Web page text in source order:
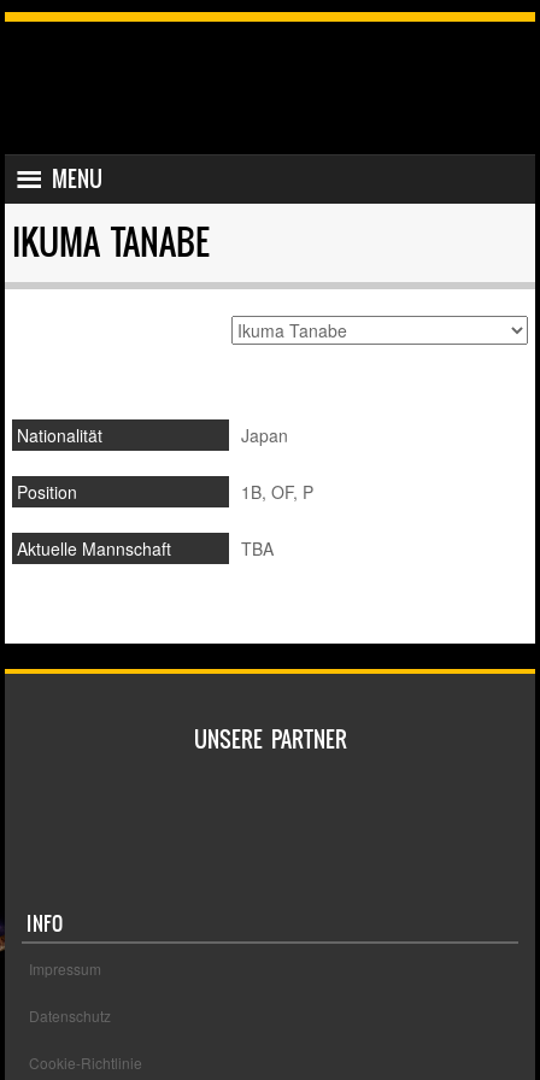
MENU
SKIP TO CONTENT
MENU
IKUMA TANABE
Nationalität Japan
Position 1B, OF, P
Aktuelle Mannschaft TBA
UNSERE PARTNER
INFO
Impressum
Datenschutz
Cookie-Richtlinie